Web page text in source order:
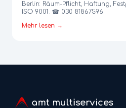
Berlin: Räum-Pflicht, Haftung,
ISO 9001. ☎ 030 81867596
Mehr lesen →
amt multiservices